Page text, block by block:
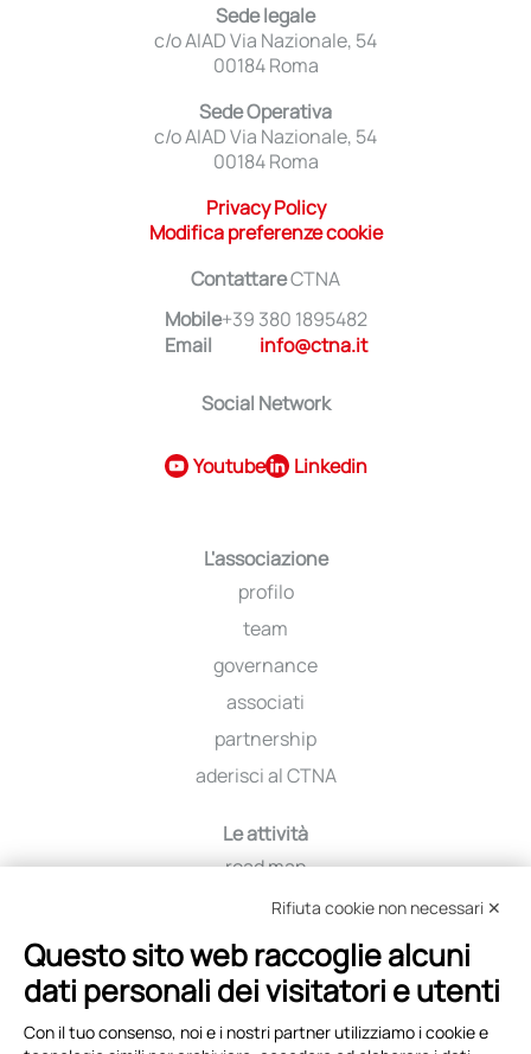
Sede legale
c/o AIAD Via Nazionale, 54
00184 Roma
Sede Operativa
c/o AIAD Via Nazionale, 54
00184 Roma
Privacy Policy
Modifica preferenze cookie
ContattareCTNA
Mobile+39 380 1895482
Email
info@ctna.it
Social Network
Youtube Linkedin
L'associazione
profilo
team
governance
associati
partnership
aderisci al CTNA
Le attività
road map
iniziative
viaggio tra i distretti
education
Rifiuta cookie non necessari ✕
Questo sito web raccoglie alcuni
dati personali dei visitatori e utenti
Con il tuo consenso, noi e i nostri partner utilizziamo i cookie e